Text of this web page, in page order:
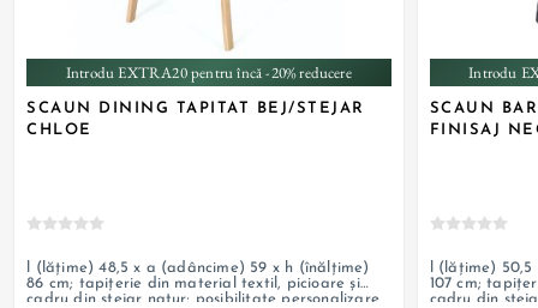
Introdu EXTRA20 pentru încă -20% reducere
SCAUN DINING TAPITAT BEJ/STEJAR
CHLOE
l (lățime) 48,5 x a (adâncime) 59 x h (înălțime)
86 cm; tapițerie din material textil, picioare și
cadru din stejar natur; posibilitate personalizare
Introdu
SCAUN
FINISAJ
l (lățime)
107 cm;
cadru din